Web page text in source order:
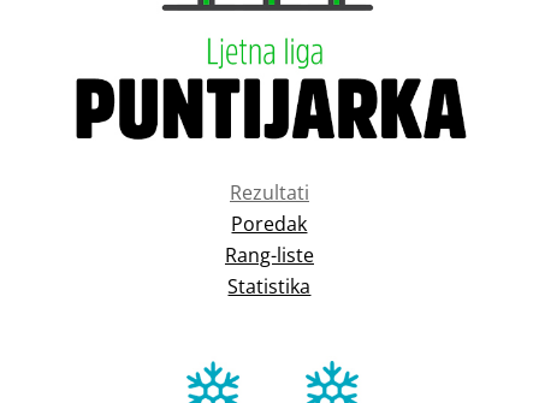
Rezultati
Poredak
Rang-liste
Statistika